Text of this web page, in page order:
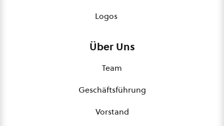
Logos
Über Uns
Team
Geschäftsführung
Vorstand